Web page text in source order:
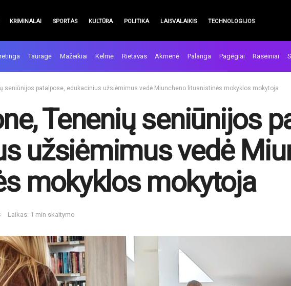
KRIMINALAI SPORTAS KULTŪRA POLITIKA LAISVALAIKIS TECHNOLOGIJOS
Tauragė Mažeikiai Kelmė Rietavas Akmenė Palanga Pagėgiai Raseiniai
seniūnijos patalpose, edukacinius užsiėmimus vedė Miuncheno lituanistinės mokyklos mokytoja
Tenenių seniūnijos
užsiėmimus vedė
mokyklos mokytoja
Laikas: 1 min skaitymo